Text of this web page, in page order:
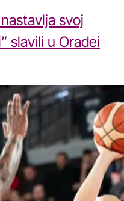
svoj
slavili u Oradei